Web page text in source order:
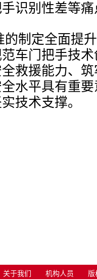
识别性差等
的制定全面提
车门把手技
救援能力、
水平具有重
技术支撑。
关于我们 机构人员 版